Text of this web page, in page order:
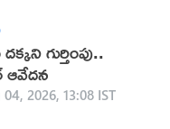
గుర్తింపు..
ఆవేదన
2026, 13:08 IST